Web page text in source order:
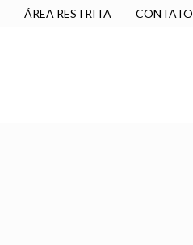
ÁREA RESTRITA CONTATO